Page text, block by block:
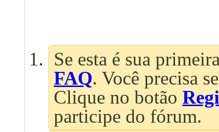
Se esta é sua
FAQ. Você precisa
Clique no botão
participe do fórum.